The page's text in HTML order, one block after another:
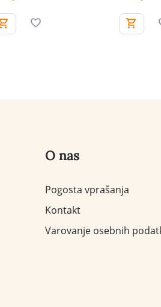
O nas
Pogosta vprašanja
Kontakt
Varovanje osebnih